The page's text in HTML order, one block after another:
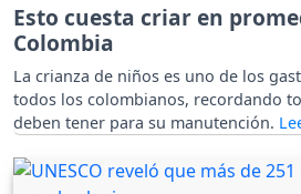
Esto cuesta criar en
Colombia
La crianza de niños es uno de los
todos los colombianos, recordando
deben tener para su manutención.